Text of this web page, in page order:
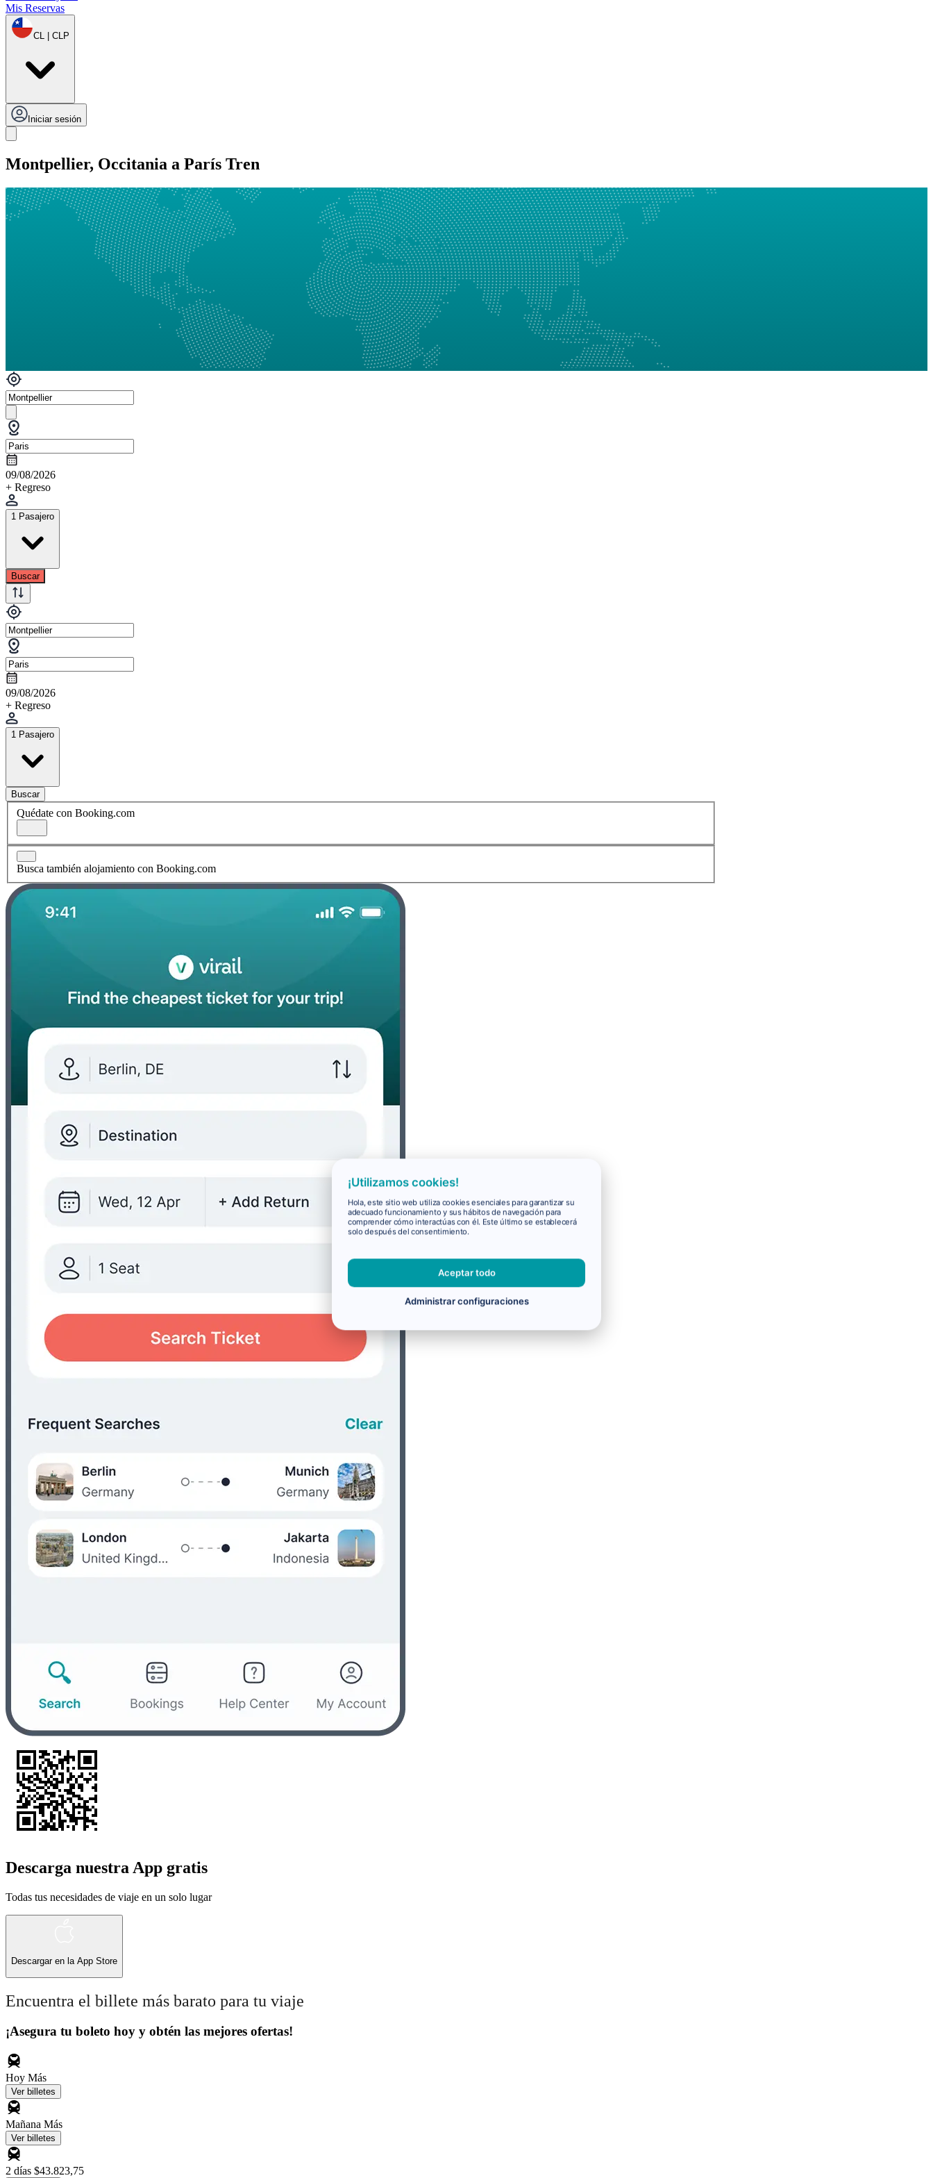
Mis Reservas
CL | CLP
Iniciar sesión
Montpellier, Occitania a París Tren
09/08/2026
+ Regreso
1 Pasajero
Buscar
09/08/2026
+ Regreso
1 Pasajero
Buscar
Quédate con Booking.com
Busca también alojamiento con Booking.com
Descarga nuestra App gratis
Todas tus necesidades de viaje en un solo lugar
Descargar en la App Store
Encuentra el billete más barato para tu viaje
¡Asegura tu boleto hoy y obtén las mejores ofertas!
Hoy Más
Ver billetes
Mañana Más
Ver billetes
2 días $43.823,75
¡Utilizamos cookies!
Hola, este sitio web utiliza cookies esenciales para garantizar su
adecuado funcionamiento y sus hábitos de navegación para
comprender cómo interactúas con él. Este último se establecerá
solo después del consentimiento.
Aceptar todo
Administrar configuraciones